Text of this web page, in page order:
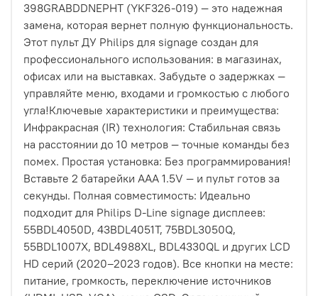
398GRABDDNEPHT (YKF326-019) — это надежная
замена, которая вернет полную функциональность.
Этот пульт ДУ Philips для signage создан для
профессионального использования: в магазинах,
офисах или на выставках. Забудьте о задержках —
управляйте меню, входами и громкостью с любого
угла!Ключевые характеристики и преимущества:
Инфракрасная (IR) технология: Стабильная связь
на расстоянии до 10 метров — точные команды без
помех. Простая установка: Без программирования!
Вставьте 2 батарейки AAA 1.5V — и пульт готов за
секунды. Полная совместимость: Идеально
подходит для Philips D-Line signage дисплеев:
55BDL4050D, 43BDL4051T, 75BDL3050Q,
55BDL1007X, BDL4988XL, BDL4330QL и других LCD
HD серий (2020–2023 годов). Все кнопки на месте:
питание, громкость, переключение источников